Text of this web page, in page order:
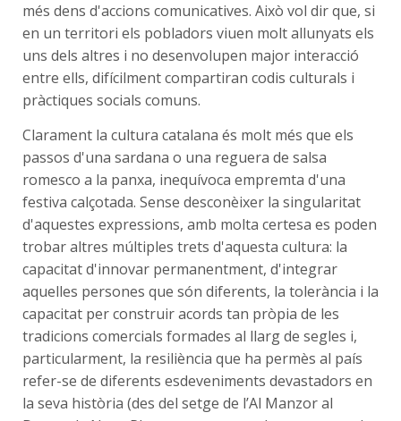
més dens d'accions comunicatives. Això vol dir que, si
en un territori els pobladors viuen molt allunyats els
uns dels altres i no desenvolupen major interacció
entre ells, difícilment compartiran codis culturals i
pràctiques socials comuns.
Clarament la cultura catalana és molt més que els
passos d'una sardana o una reguera de salsa
romesco a la panxa, inequívoca empremta d'una
festiva calçotada. Sense desconèixer la singularitat
d'aquestes expressions, amb molta certesa es poden
trobar altres múltiples trets d'aquesta cultura: la
capacitat d'innovar permanentment, d'integrar
aquelles persones que són diferents, la tolerància i la
capacitat per construir acords tan pròpia de les
tradicions comercials formades al llarg de segles i,
particularment, la resiliència que ha permès al país
refer-se de diferents esdeveniments devastadors en
la seva història (des del setge de l’Al Manzor al